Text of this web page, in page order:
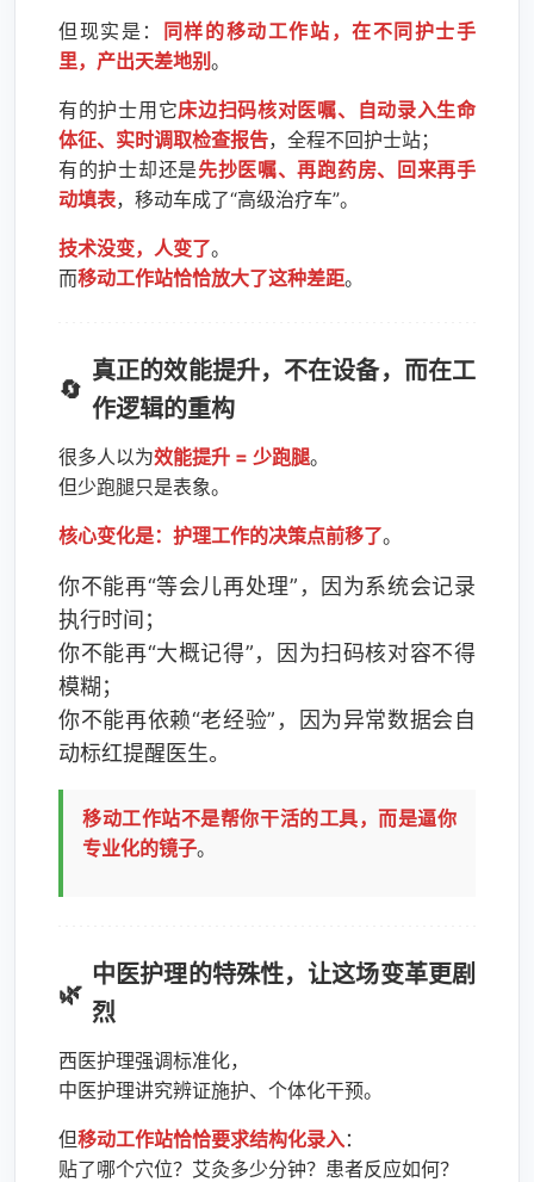
但现实是：
同样的移动工作站，在不同护士手
里，产出天差地别 。
有的护士用它床边扫码核对医嘱、自动录入生命
体征、实时调取检查报告，全程不回护士站；
有的护士却还是先抄医嘱、再跑药房、回来再手
动填表，移动车成了“高级治疗车”。
技术没变，人变了。
而移动工作站恰恰放大了这种差距。
真正的效能提升，不在设备，而在工
作逻辑的重构
很多人以为效能提升 = 少跑腿。
但少跑腿只是表象。
核心变化是：护理工作的决策点前移了。
你不能再“等会儿再处理”，因为系统会记录
执行时间；
你不能再“大概记得”，因为扫码核对容不得
模糊；
你不能再依赖“老经验”，因为异常数据会自
动标红提醒医生。
移动工作站不是帮你干活的工具，而是逼你
专业化的镜子。
中医护理的特殊性，让这场变革更剧
烈
西医护理强调标准化，
中医护理讲究辨证施护、个体化干预。
但移动工作站恰恰要求结构化录入：
贴了哪个穴位？艾灸多少分钟？患者反应如何？